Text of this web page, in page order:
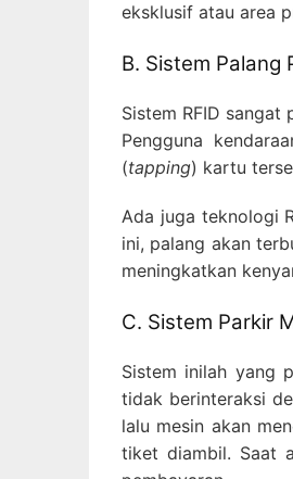
eksklusif atau area
B. Sistem Palang
Sistem RFID
Pengguna
(tapping) kartu
Ada juga teknologi
ini, palang akan
meningkatkan
C. Sistem Parkir
Sistem inilah yang
tidak berinteraksi
lalu mesin akan
tiket diambil. Saat